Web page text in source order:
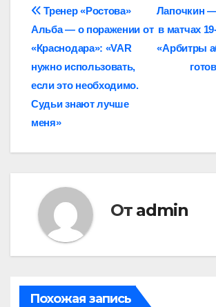
Навигация
по
записям
Лапочкин —
в матчах
«Арбитры
Тренер «Ростова»
Альба — о поражении от
«Краснодара»: «VAR
нужно использовать,
если это необходимо.
Судьи знают лучше
меня»
От admin
Похожая запись